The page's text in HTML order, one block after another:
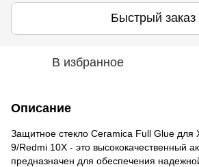
Быстрый заказ
В избранное
Описание
Защитное стекло Ceramica Full Glue для
9/Redmi 10X - это высококачественный
предназначен для обеспечения